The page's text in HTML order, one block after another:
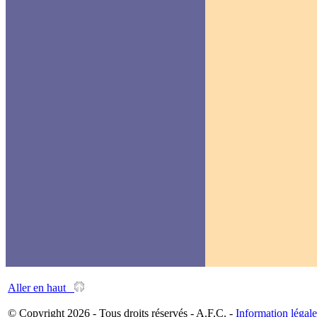
Aller en haut
© Copyright 2026 - Tous droits réservés - A.F.C. - Information légale